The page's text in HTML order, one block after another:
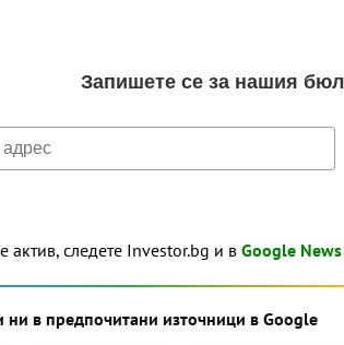
актив, следете Investor.bg и в Google
ни в предпочитани източници в Google